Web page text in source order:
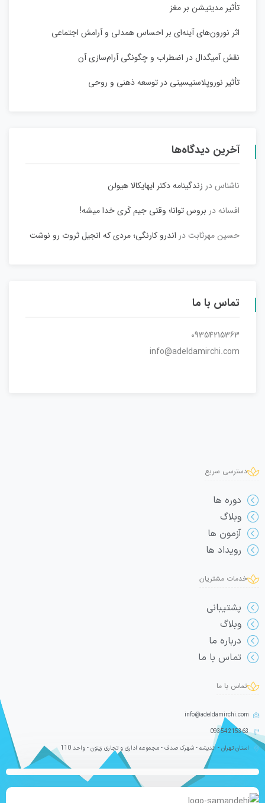
تأثیر مدیتیشن بر مغز
اثر نورون‌های آینه‌ای بر احساس همدلی و آرامش اجتماعی
نقش آمیگدال در اضطراب و چگونگی آرام‌سازی آن
تأثیر نوروپلاستیسیتی در توسعه ذهنی و روحی
آخرین دیدگاه‌ها
ناشناسدر زندگینامه دکتر ایهایکالا هیولن
افسانه در بروس توانا؛ وقتی جیم کَری خدا میشه!
حسین مهرثابتدر اندرو کارنگی؛ مردی که انجیل ثروت رو نوشت
تماس با ما
09354215363
info@adeldamirchi.com
دسترسی سریع
دوره ها
وبلاگ
آزمون ها
رویداد ها
خدمات مشتریان
پشتیبانی
وبلاگ
درباره ما
تماس با ما
تماس با ما
info@adeldamirchi.com
09354215363
استان تهران - اندیشه - شهرک صدف - مجموعه اداری و تجاری زیتون - واحد 110